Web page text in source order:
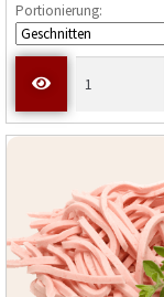
Portionierung: